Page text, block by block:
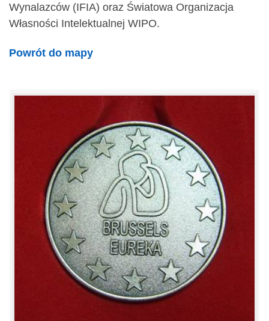
Wynalazców (IFIA) oraz Światowa Organizacja
Własności Intelektualnej WIPO.
Powrót do mapy